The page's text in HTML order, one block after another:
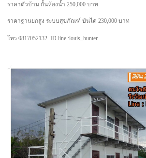
ราคาตัวบ้าน กั้นห้องน้ำ 250,000 บาท
ราคาฐานยกสูง ระบบสุขภัณฑ์ บันได 230,000 บาท
โทร 0817052132 ID line :louis_hunter